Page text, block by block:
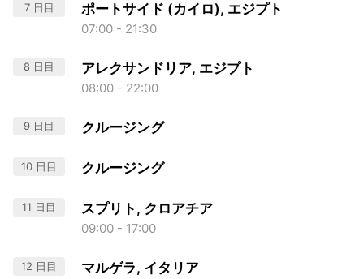
7 日目 ポートサイド (カイロ), エジプト
07:00 - 21:30
8 日目 アレクサンドリア, エジプト
08:00 - 22:00
9 日目 クルージング
10 日目 クルージング
11 日目 スプリト, クロアチア
09:00 - 17:00
12 日目 マルゲラ, イタリア